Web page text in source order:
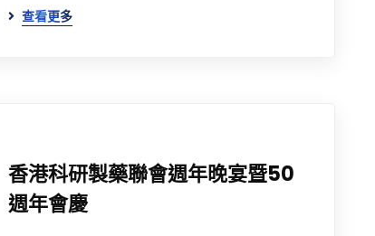
查看更多
香港科研製藥聯會週年晚宴暨50
週年會慶